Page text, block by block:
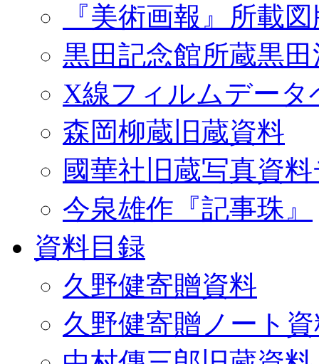
『美術画報』所載
黒田記念館所蔵黒
X線フィルムデータ
森岡柳蔵旧蔵資料
國華社旧蔵写真資
今泉雄作『記事珠』
資料目録
久野健寄贈資料
久野健寄贈ノート